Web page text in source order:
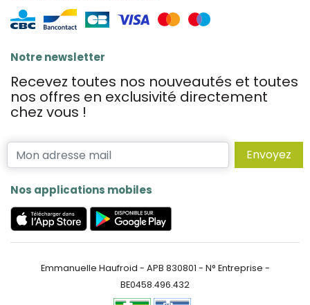
Notre newsletter
Recevez toutes nos nouveautés et toutes
nos offres en exclusivité directement
chez vous !
Envoyez
Nos applications mobiles
Emmanuelle Haufroid - APB 830801 - N° Entreprise -
BE0458.496.432